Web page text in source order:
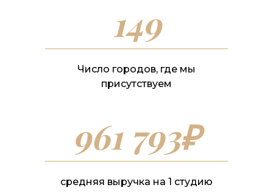
149
Число городов, где мы
присутствуем
961 793₽
средняя выручка на 1 студию